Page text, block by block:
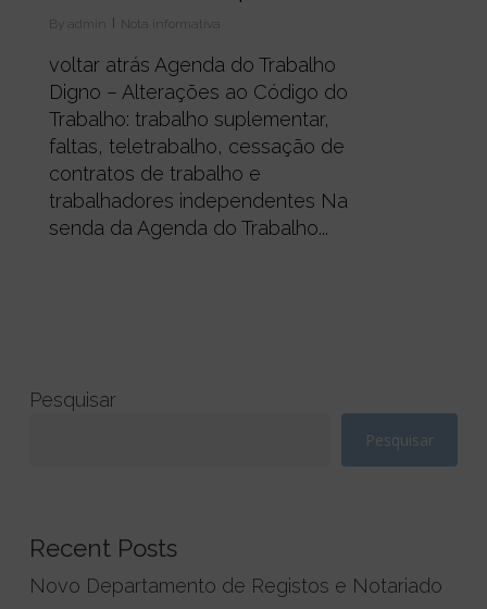
By admin Nota informativa
voltar atrás Agenda do Trabalho
Digno – Alterações ao Código do
Trabalho: trabalho suplementar,
faltas, teletrabalho, cessação de
contratos de trabalho e
trabalhadores independentes Na
senda da Agenda do Trabalho...
Pesquisar
Pesquisar
Recent Posts
Novo Departamento de Registos e Notariado